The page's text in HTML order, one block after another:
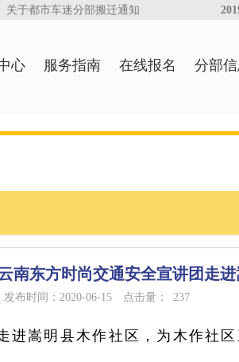
都市车迷分部搬迁通知 2019春
心 服务指南 在线报名 分部
南东方时尚交通安全宣讲团走进
发布时间：2020-06-15 点击量： 237
嵩明县木作社区，为木作社